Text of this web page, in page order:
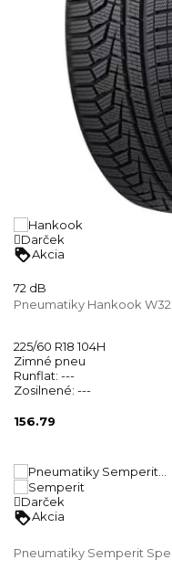
Darček
loyaltyAkcia
72 dB
Pneumatiky Hankook
225/60 R18 104H
Zimné pneu
Runflat: ---
Zosilnené: ---
156.79
Darček
loyaltyAkcia
Pneumatiky Semperit